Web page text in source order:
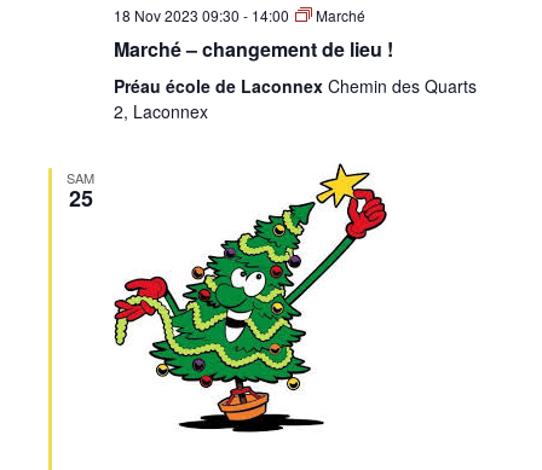
18 Nov 2023 09:30 - 14:00 Marché
Marché – changement de lieu !
Préau école de Laconnex Chemin des Quarts
2, Laconnex
SAM
25